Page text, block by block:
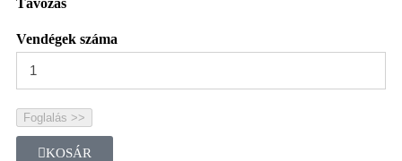
Távozás
Vendégek száma
Foglalás >>
KOSÁR